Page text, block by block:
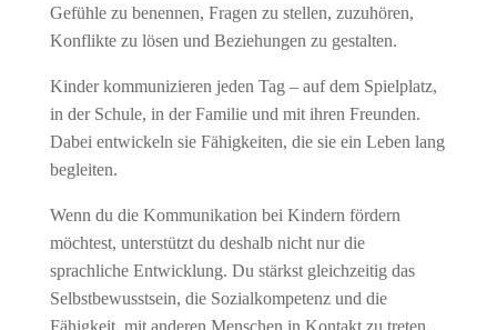
Gefühle zu benennen, Fragen zu stellen, zuzuhören,
Konflikte zu lösen und Beziehungen zu gestalten.
Kinder kommunizieren jeden Tag – auf dem Spielplatz,
in der Schule, in der Familie und mit ihren Freunden.
Dabei entwickeln sie Fähigkeiten, die sie ein Leben lang
begleiten.
Wenn du die Kommunikation bei Kindern fördern
möchtest, unterstützt du deshalb nicht nur die
sprachliche Entwicklung. Du stärkst gleichzeitig das
Selbstbewusstsein, die Sozialkompetenz und die
Fähigkeit, mit anderen Menschen in Kontakt zu treten.